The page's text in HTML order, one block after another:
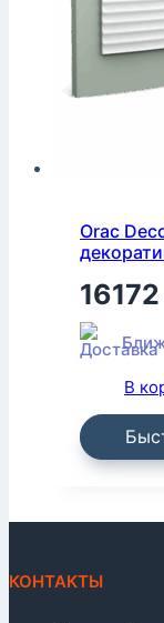
Orac
16172
В
КОНТАКТЫ